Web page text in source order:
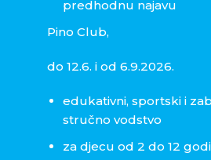
predhodnu najavu
Pino Club,
do 12.6. i od 6.9.2026.
edukativni, sportski i
stručno vodstvo
za djecu od 2 do 12